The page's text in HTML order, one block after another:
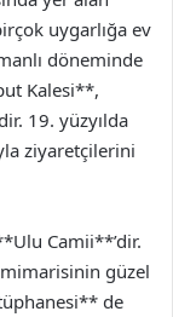
uygarlığa ev
döneminde
Kalesi**,
19. yüzyılda
ziyaretçilerini
Camii**’dir.
güzel
de